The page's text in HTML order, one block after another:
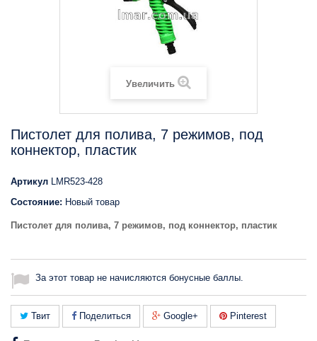
Увеличить
Пистолет для полива, 7 режимов, под
коннектор, пластик
Артикул LMR523-428
Состояние: Новый товар
Пистолет для полива, 7 режимов, под коннектор, пластик
За этот товар не начисляются бонусные баллы.
Твит Поделиться Google+ Pinterest